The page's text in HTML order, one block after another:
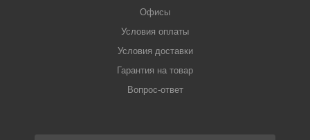
Офисы
Условия оплаты
Условия доставки
Гарантия на товар
Вопрос-ответ